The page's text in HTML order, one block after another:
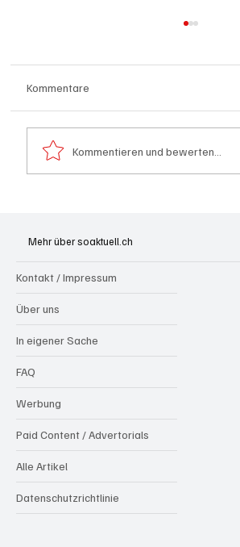
gesucht)
Kommentare
Kommentieren und bewerten...
Mehr über soaktuell.ch
Kontakt / Impressum
Über uns
In eigener Sache
FAQ
Werbung
Paid Content / Advertorials
Alle Artikel
Datenschutzrichtlinie